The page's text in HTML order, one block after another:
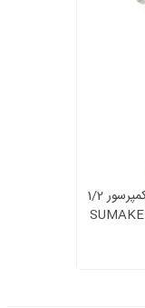
واحد مراقبت و تنظیم فشار دو قلو کمپرسور 1/2
( رطوبت گیر و روغنکاری ) سوماک SUMAKE